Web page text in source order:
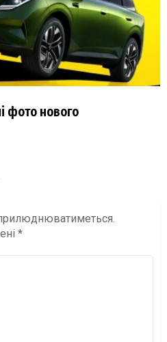
фото нового
*